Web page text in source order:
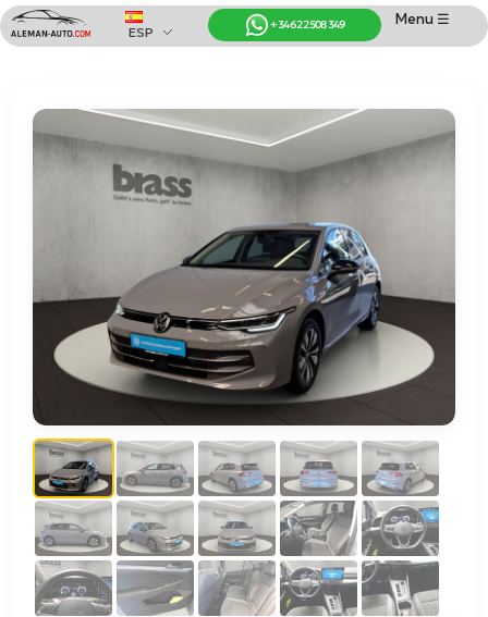
Coches de Alemania
Importación de Coches de Alemania
Menu ☰
+34 622 508 349
ESP